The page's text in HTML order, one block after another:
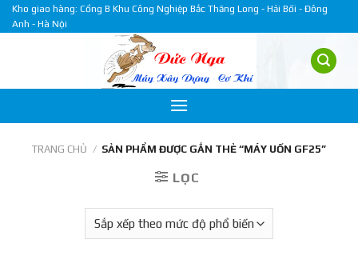
Skip
to
Kho giao hàng: Cổng B Khu Công Nghiệp Bắc Thăng Long - Hải Bối - Đông
Anh - Hà Nội
TRANG CHỦ / SẢN PHẨM ĐƯỢC GẮN THẺ “MÁY UỐN GF25”
LỌC